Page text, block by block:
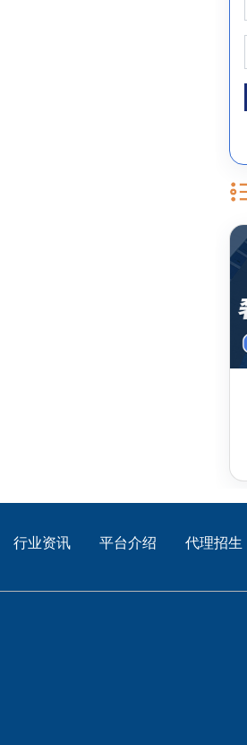
行业资讯 平台介绍 代理招生